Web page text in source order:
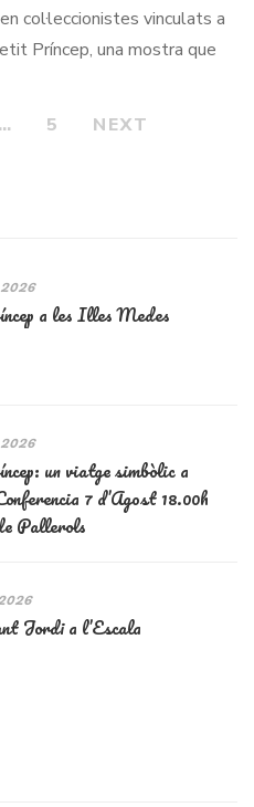
col·leccionistes vinculats a
Príncep, una mostra que
d’arreu […]
… 5 NEXT
a les Illes Medes
un viatge simbòlic a
7 d’Agost 18.00h
Pallerols
Jordi a l’Escala